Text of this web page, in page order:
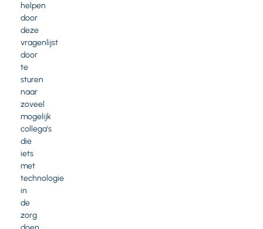
helpen
door
deze
vragenlijst
door
te
sturen
naar
zoveel
mogelijk
collega’s
die
iets
met
technologie
in
de
zorg